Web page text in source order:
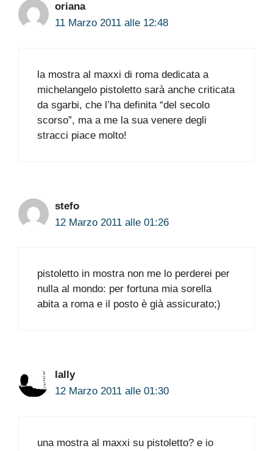
oriana
11 Marzo 2011 alle 12:48
la mostra al maxxi di roma dedicata a
michelangelo pistoletto sarà anche criticata
da sgarbi, che l’ha definita “del secolo
scorso”, ma a me la sua venere degli
stracci piace molto!
stefo
12 Marzo 2011 alle 01:26
pistoletto in mostra non me lo perderei per
nulla al mondo: per fortuna mia sorella
abita a roma e il posto è già assicurato;)
lally
12 Marzo 2011 alle 01:30
una mostra al maxxi su pistoletto? e io